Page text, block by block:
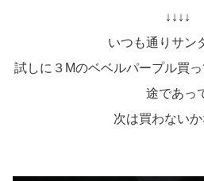
↓↓↓↓
いつも通りサン
試しに３Mのベベルパープル買
途であっ
次は買わない